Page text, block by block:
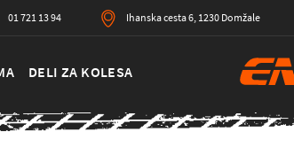
01 721 13 94 Ihanska cesta 6, 1230 Domžale
DELI ZA KOLESA